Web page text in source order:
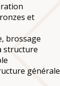
et
brossage
structure
générale